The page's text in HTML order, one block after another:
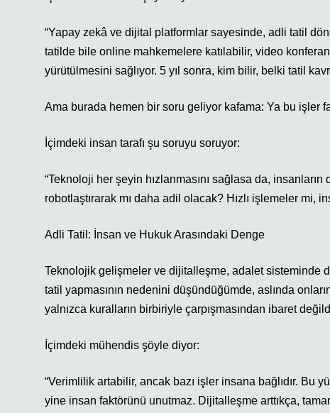
“Yapay zekâ ve dijital platformlar sayesinde, adli tatil
tatilde bile online mahkemelere katılabilir, video
yürütülmesini sağlıyor. 5 yıl sonra, kim bilir, belki tatil
Ama burada hemen bir soru geliyor kafama: Ya bu işler
İçimdeki insan tarafı şu soruyu soruyor:
“Teknoloji her şeyin hızlanmasını sağlasa da,
robotlaştırarak mı daha adil olacak? Hızlı işlemeler mi,
Adli Tatil: İnsan ve Hukuk Arasındaki Denge
Teknolojik gelişmeler ve dijitalleşme, adalet sisteminde
tatil yapmasının nedenini düşündüğümde, aslında
yalnızca kuralların birbiriyle çarpışmasından ibaret
İçimdeki mühendis şöyle diyor:
“Verimlilik artabilir, ancak bazı işler insana bağlıdır.
yine insan faktörünü unutmaz. Dijitalleşme arttıkça,